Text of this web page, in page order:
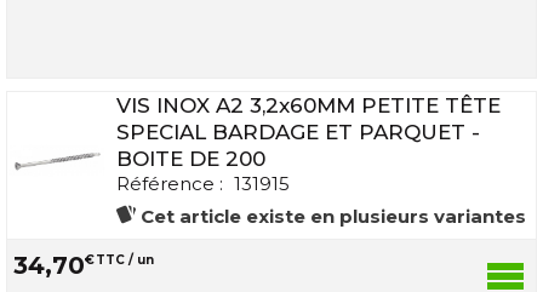
VIS INOX A2 3,2x60MM PETITE TÊTE
SPECIAL BARDAGE ET PARQUET -
BOITE DE 200
Référence : 131915
Cet article existe en plusieurs variantes
34,70€TTC / un